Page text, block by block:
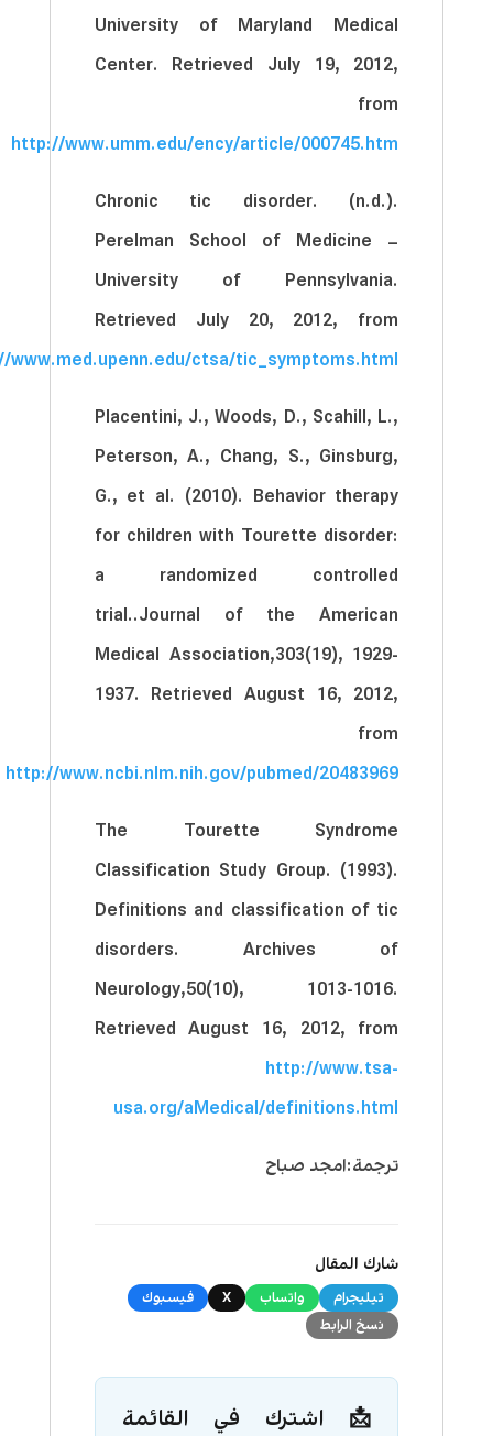
University of Maryland Medical
Center. Retrieved July 19, 2012,
from
http://www.umm.edu/ency/article/000745.htm
Chronic tic disorder. (n.d.).
Perelman School of Medicine –
University of Pennsylvania.
Retrieved July 20, 2012, from
www.med.upenn.edu/ctsa/tic_symptoms.html
Placentini, J., Woods, D., Scahill, L.,
Peterson, A., Chang, S., Ginsburg,
G., et al. (2010). Behavior therapy
for children with Tourette disorder:
a randomized controlled
trial..Journal of the American
Medical Association,303(19), 1929-
1937. Retrieved August 16, 2012,
from
http://www.ncbi.nlm.nih.gov/pubmed/20483969
The Tourette Syndrome
Classification Study Group. (1993).
Definitions and classification of tic
disorders. Archives of
Neurology,50(10), 1013-1016.
Retrieved August 16, 2012, from
http://www.tsa-
usa.org/aMedical/definitions.html
ترجمة:امجد صباح
شارك المقال
تيليجرام واتساب X
فيسبوك
نسخ الرابط
📩 اشترك في القائمة